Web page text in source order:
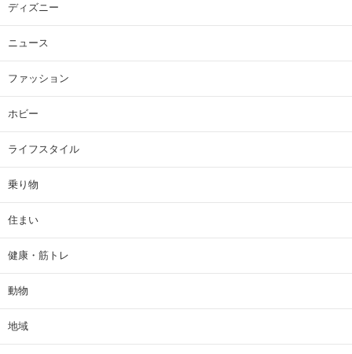
ディズニー
ニュース
ファッション
ホビー
ライフスタイル
乗り物
住まい
健康・筋トレ
動物
地域